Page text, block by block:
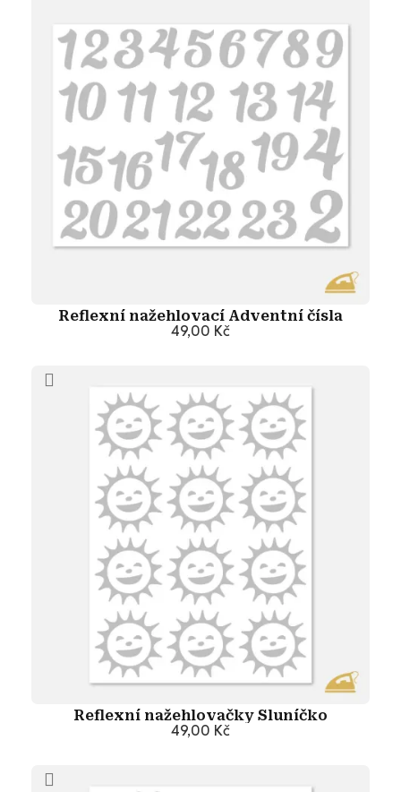
Reflexní nažehlovací Adventní čísla
49,00 Kč
Přidat do košíku
Reflexní nažehlovačky Sluníčko
49,00 Kč
Přidat do košíku